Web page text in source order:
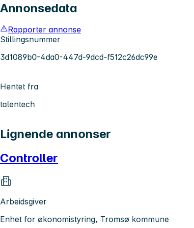
Annonsedata
Rapporter annonse
Stillingsnummer
3d1089b0-4da0-447d-9dcd-f512c26dc99e
Hentet fra
talentech
Lignende annonser
Controller
Arbeidsgiver
Enhet for økonomistyring, Tromsø kommune